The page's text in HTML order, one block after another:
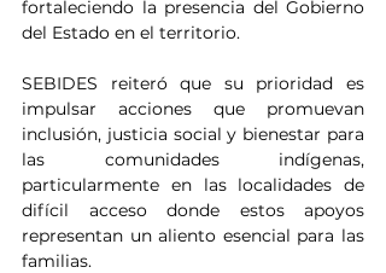
fortaleciendo la presencia del Gobierno
del Estado en el territorio.
SEBIDES reiteró que su prioridad es
impulsar acciones que promuevan
inclusión, justicia social y bienestar para
las comunidades indígenas,
particularmente en las localidades de
difícil acceso donde estos apoyos
representan un aliento esencial para las
familias.